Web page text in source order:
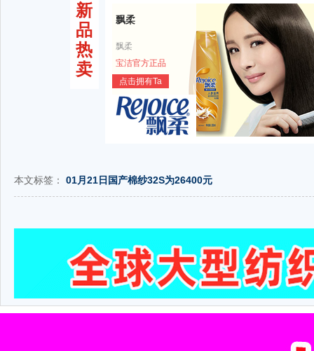
新
品
热
卖
飘柔
飘柔
宝洁官方正品
点击拥有Ta
本文标签： 01月21日国产棉纱32S为26400元